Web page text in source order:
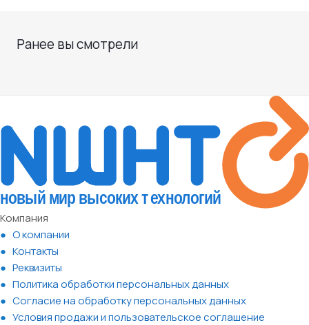
Ранее вы смотрели
Компания
О компании
Контакты
Реквизиты
Политика обработки персональных данных
Согласие на обработку персональных данных
Условия продажи и пользовательское соглашение